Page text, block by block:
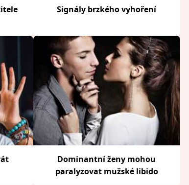
Signály brzkého vyhoření
Dominantní ženy mohou
paralyzovat mužské libido